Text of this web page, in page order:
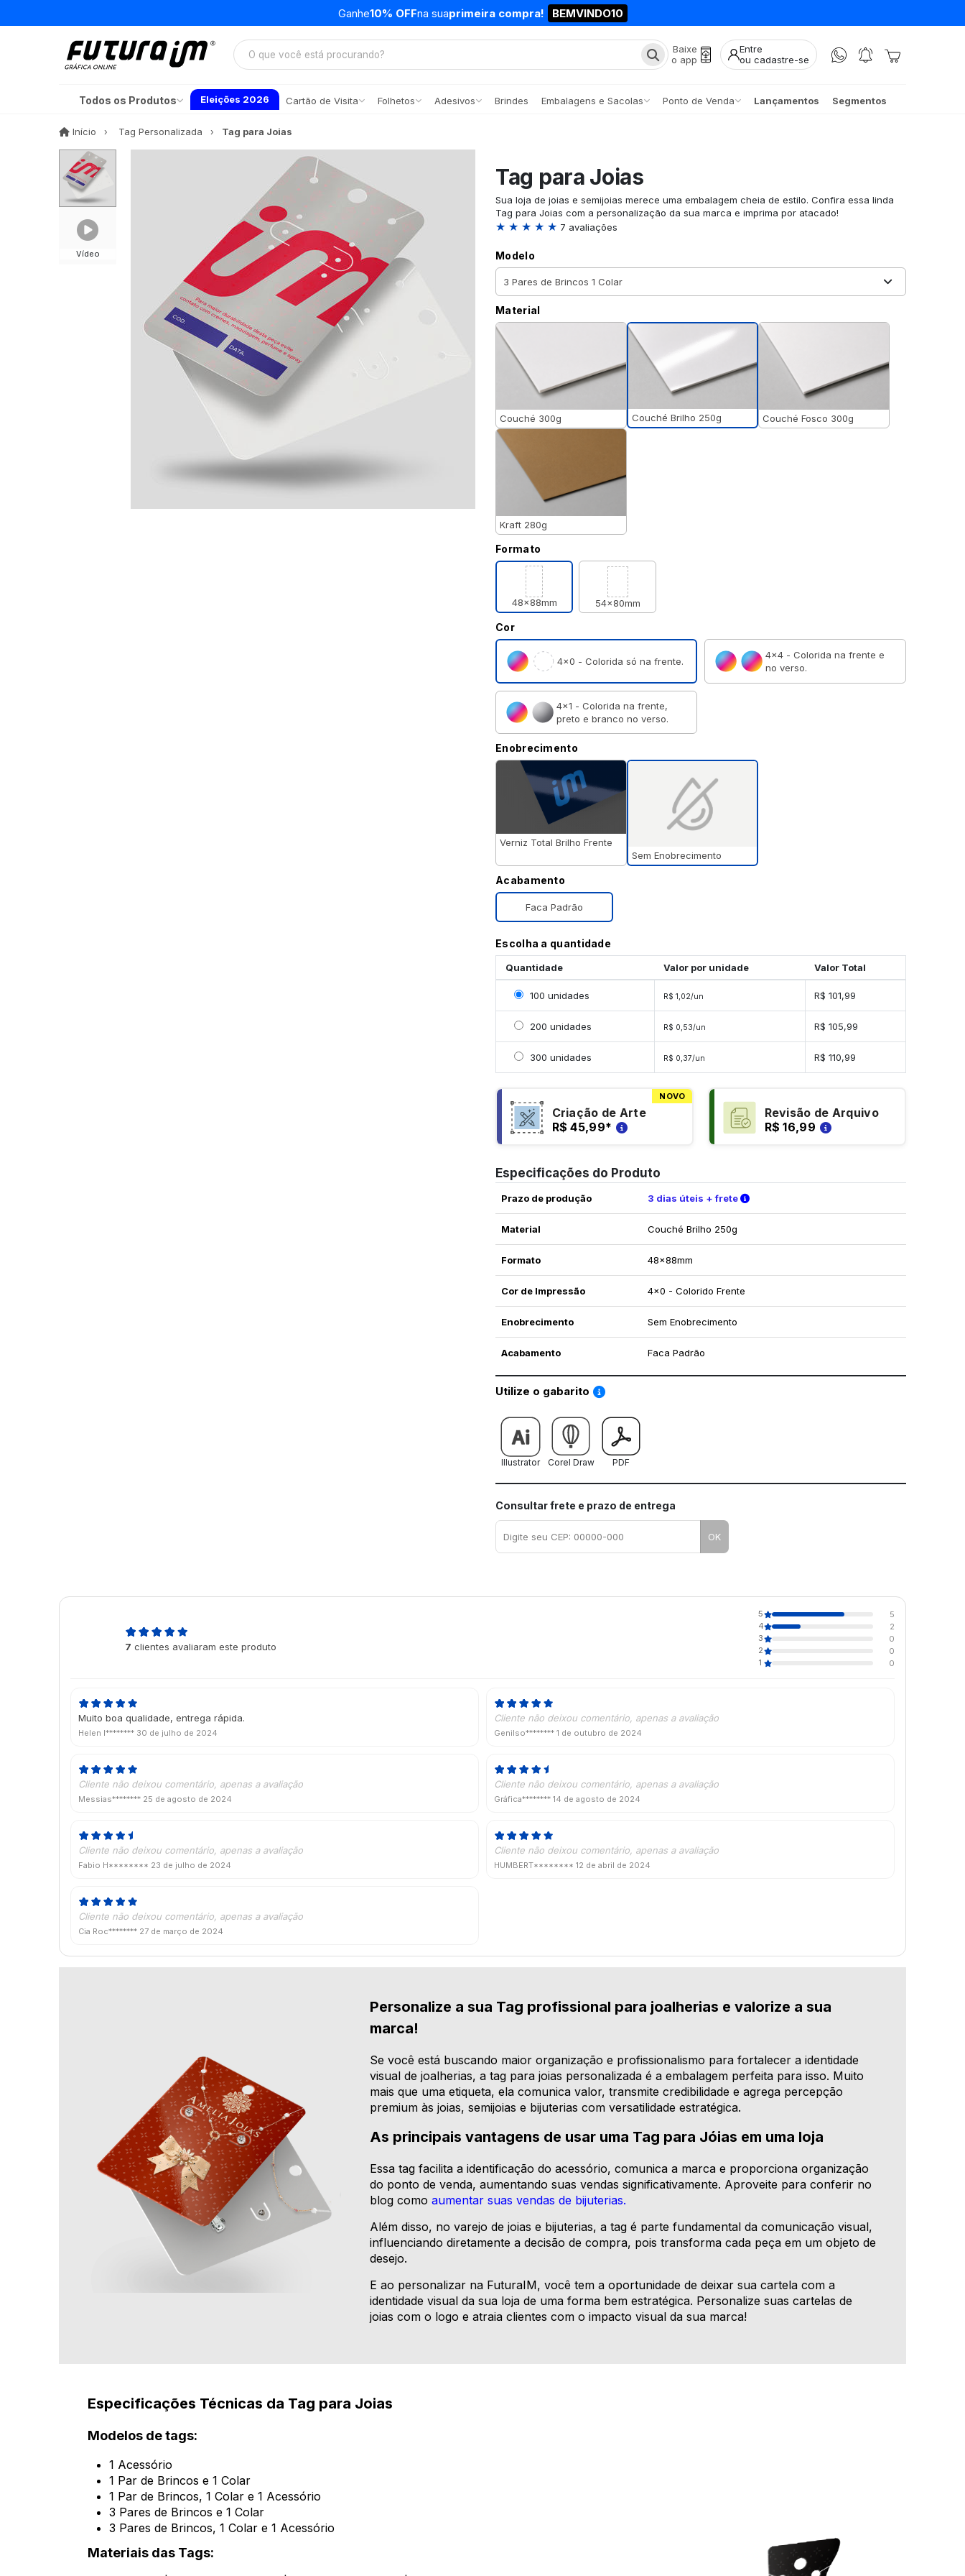
Ganhe10% OFFna suaprimeira compra! BEMVINDO10
Baixe
o app
Entre
ou cadastre-se
Todos os Produtos Eleições 2026 Cartão de Visita Folhetos Adesivos Brindes Embalagens e Sacolas Ponto de Venda Lançamentos Segmentos
Início Início Tag Personalizada Tag para Joias
Vídeo
Tag para Joias
Sua loja de joias e semijoias merece uma embalagem cheia de estilo. Confira essa linda
Tag para Joias com a personalização da sua marca e imprima por atacado!
★ ★ ★ ★ ★ 7 avaliações
Modelo
Material
Couché 300g Couché Brilho 250g Couché Fosco 300g
Kraft 280g
Formato
48x88mm 54x80mm
Cor
4×0 - Colorida só na frente.
4×4 - Colorida na frente e
no verso.
4×1 - Colorida na frente,
preto e branco no verso.
Enobrecimento
Verniz Total Brilho Frente
Sem Enobrecimento
Acabamento
Faca Padrão
Escolha a quantidade
Quantidade Valor por unidade Valor Total
Selecionar 100 unidades
100 unidades R$ 1,02/un R$ 101,99
Selecionar 200 unidades
200 unidades R$ 0,53/un R$ 105,99
Selecionar 300 unidades
300 unidades R$ 0,37/un R$ 110,99
NOVO
Criação de Arte
R$ 45,99*
Revisão de Arquivo
R$ 16,99
Especificações do Produto
Prazo de produção 3 dias úteis + frete Verifique as condições de entrega
Material Couché Brilho 250g
Formato 48x88mm
Cor de Impressão 4x0 - Colorido Frente
Enobrecimento Sem Enobrecimento
Acabamento Faca Padrão
Utilize o gabarito Saiba como utilizar os nossos gabaritos
Illustrator Corel Draw PDF
Consultar frete e prazo de entrega
OK
7 clientes avaliaram este produto
5
5
4
2
3
0
2
0
1
0
Muito boa qualidade, entrega rápida.
Helen l******** 30 de julho de 2024
Cliente não deixou comentário, apenas a avaliação
Genilso******** 1 de outubro de 2024
Cliente não deixou comentário, apenas a avaliação
Messias******** 25 de agosto de 2024
Cliente não deixou comentário, apenas a avaliação
Gráfica******** 14 de agosto de 2024
Cliente não deixou comentário, apenas a avaliação
Fabio H******** 23 de julho de 2024
Cliente não deixou comentário, apenas a avaliação
HUMBERT******** 12 de abril de 2024
Cliente não deixou comentário, apenas a avaliação
Cia Roc******** 27 de março de 2024
Personalize a sua Tag profissional para joalherias e valorize a sua
marca!
Se você está buscando maior organização e profissionalismo para fortalecer a identidade
visual de joalherias, a tag para joias personalizada é a embalagem perfeita para isso. Muito
mais que uma etiqueta, ela comunica valor, transmite credibilidade e agrega percepção
premium às joias, semijoias e bijuterias com versatilidade estratégica.
As principais vantagens de usar uma Tag para Jóias em uma loja
Essa tag facilita a identificação do acessório, comunica a marca e proporciona organização
do ponto de venda, aumentando suas vendas significativamente. Aproveite para conferir no
blog comoaumentar suas vendas de bijuterias.
Além disso, no varejo de joias e bijuterias, a tag é parte fundamental da comunicação visual,
influenciando diretamente a decisão de compra, pois transforma cada peça em um objeto de
desejo.
E ao personalizar na FuturaIM, você tem a oportunidade de deixar sua cartela com a
identidade visual da sua loja de uma forma bem estratégica. Personalize suas cartelas de
joias com o logo e atraia clientes com o impacto visual da sua marca!
Especificações Técnicas da Tag para Joias
Modelos de tags:
1 Acessório
1 Par de Brincos e 1 Colar
1 Par de Brincos, 1 Colar e 1 Acessório
3 Pares de Brincos e 1 Colar
3 Pares de Brincos, 1 Colar e 1 Acessório
Materiais das Tags: